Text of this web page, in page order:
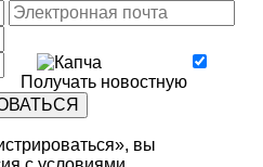
Получать новостную
вы